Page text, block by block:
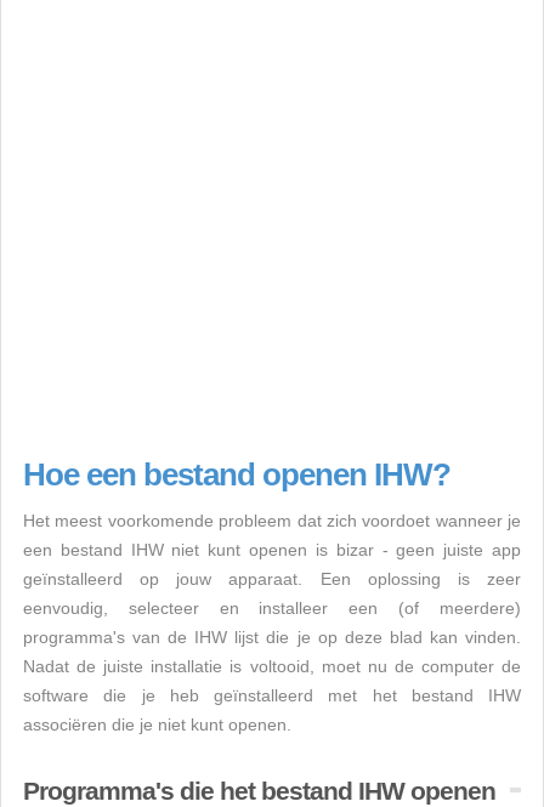
Hoe een bestand openen IHW?
Het meest voorkomende probleem dat zich voordoet wanneer je
een bestand IHW niet kunt openen is bizar - geen juiste app
geïnstalleerd op jouw apparaat. Een oplossing is zeer
eenvoudig, selecteer en installeer een (of meerdere)
programma's van de IHW lijst die je op deze blad kan vinden.
Nadat de juiste installatie is voltooid, moet nu de computer de
software die je heb geïnstalleerd met het bestand IHW
associëren die je niet kunt openen.
Programma's die het bestand IHW openen